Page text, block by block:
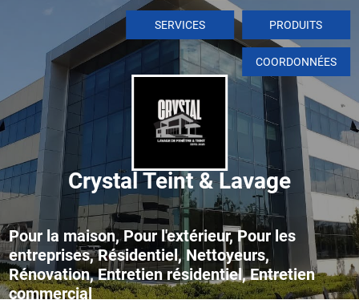
Crystal Teint & Lavage
Pour la maison, Pour l'extérieur, Pour les
entreprises, Résidentiel, Nettoyeurs,
Rénovation, Entretien résidentiel, Entretien
commercial
PRODUITS
SERVICES
COORDONNÉES